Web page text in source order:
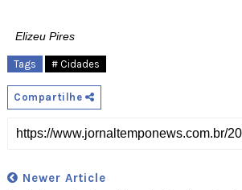
Elizeu Pires
Tags # Cidades
Compartilhe
Newer Article